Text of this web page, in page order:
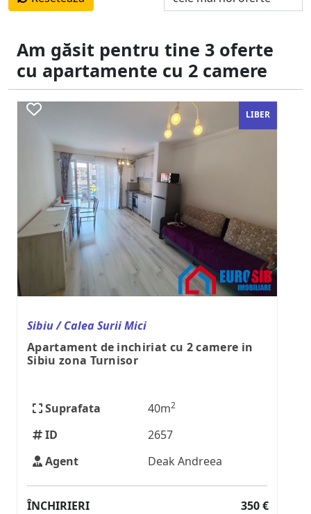
Am găsit pentru tine 3 oferte
cu apartamente cu 2 camere
LIBER
Sibiu / Calea Surii Mici
Apartament de inchiriat cu 2 camere in
Sibiu zona Turnisor
Suprafata 40m2
ID
2657
Agent
Deak Andreea
ÎNCHIRIERI 350 €